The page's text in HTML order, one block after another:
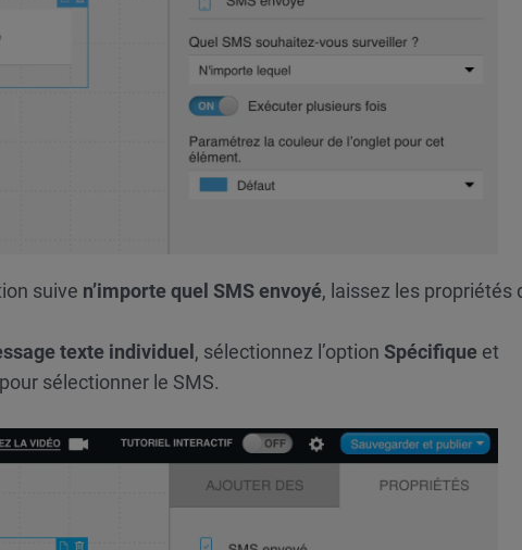
suive n’importe quel SMS envoyé, laissez les propriétés
texte individuel , sélectionnez l’option Spécifique et
sélectionner le SMS.